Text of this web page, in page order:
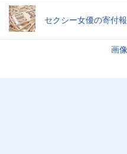
セクシー女優の寄付
画